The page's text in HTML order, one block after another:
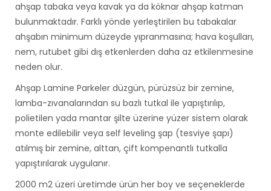
ahşap tabaka veya kavak ya da köknar ahşap katman
bulunmaktadır. Farklı yönde yerleştirilen bu tabakalar
ahşabın minimum düzeyde yıpranmasına; hava koşulları,
nem, rutubet gibi dış etkenlerden daha az etkilenmesine
neden olur.
Ahşap Lamine Parkeler düzgün, pürüzsüz bir zemine,
lamba-zıvanalarından su bazlı tutkal ile yapıştırılıp,
polietilen yada mantar şilte üzerine yüzer sistem olarak
monte edilebilir veya self leveling şap (tesviye şapı)
atılmış bir zemine, alttan, çift kompenantlı tutkalla
yapıştırılarak uygulanır.
2000 m2 üzeri üretimde ürün her boy ve seçeneklerde